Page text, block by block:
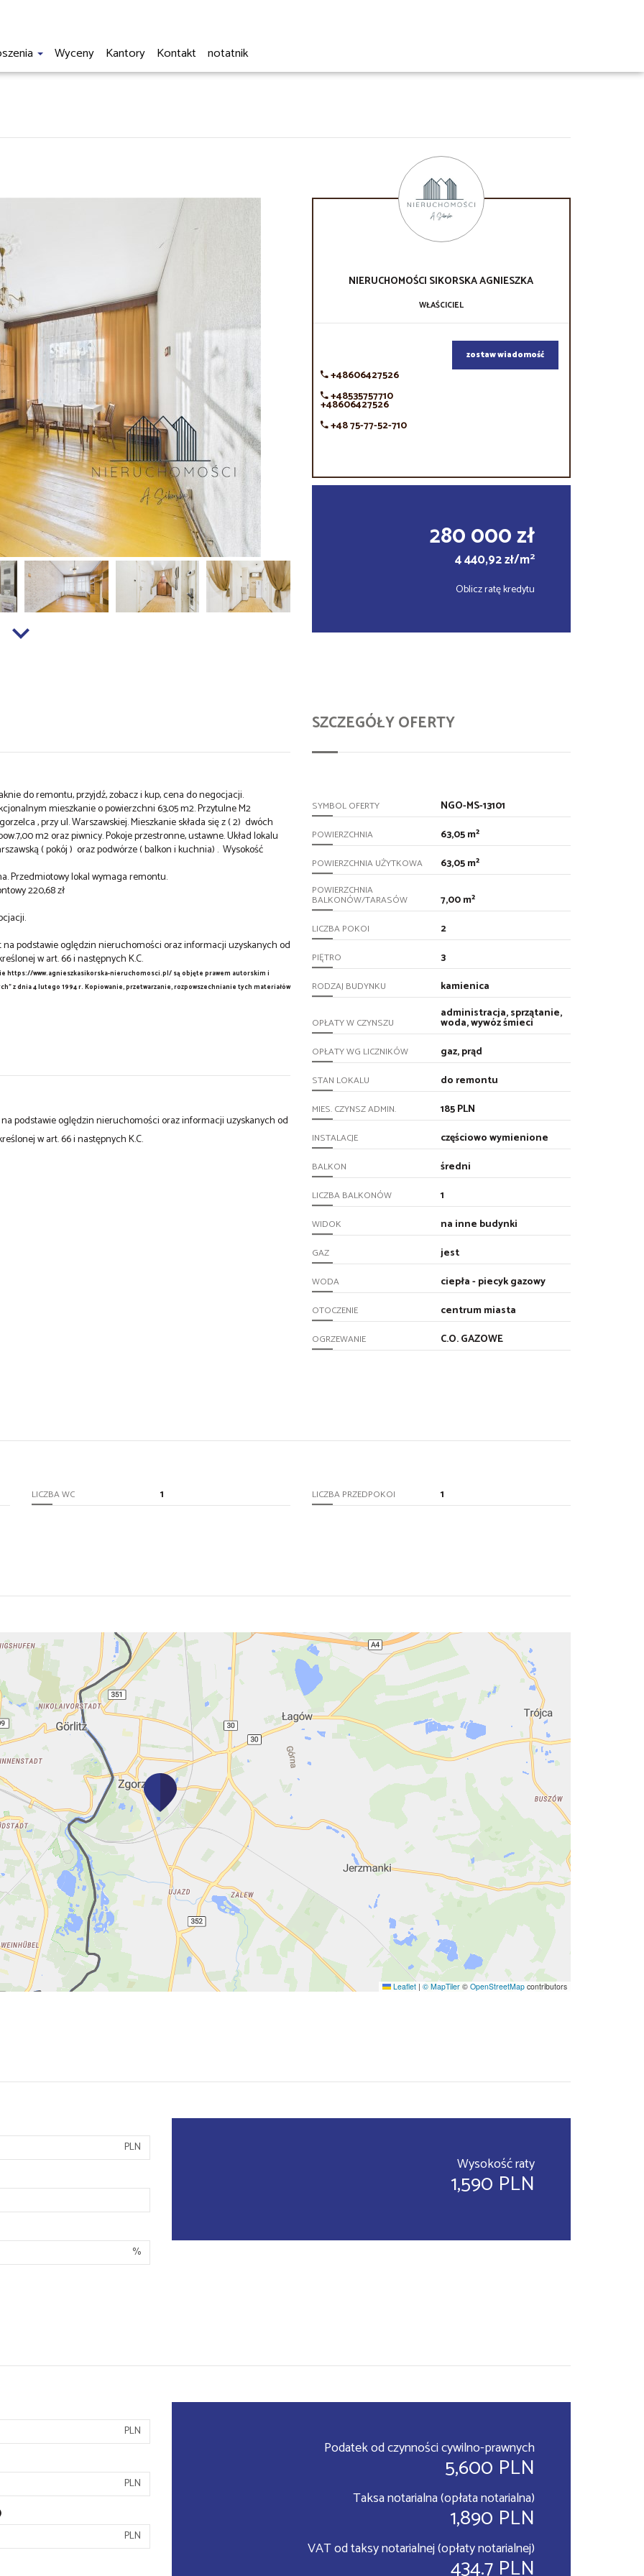
Wyceny Kantory Kontakt notatnik
NIERUCHOMOŚCI SIKORSKAAGNIESZKA
WŁAŚCICIEL
+48606427526
+48535757710
+48606427526
+48 75-77-52-710
zostaw wiadomość
280 000 zł
4 440,92 zł/m2
Oblicz ratę kredytu
do remontu, przyjdź, zobacz i kup, cena do negocjacji.
mieszkanie o powierzchni 63,05 m2. Przytulne M2
, przy ul. Warszawskiej. Mieszkanie składa się z ( 2) dwóch
m2 oraz piwnicy. Pokoje przestronne, ustawne. Układ lokalu
( pokój ) oraz podwórze ( balkon i kuchnia) . Wysokość
Przedmiotowy lokal wymaga remontu.
220,68 zł
podstawie oględzin nieruchomości oraz informacji uzyskanych od
w art. 66 i następnych K.C.
https://www.agnieszkasikorska-nieruchomosci.pl/ są objęte prawem autorskim i
z dnia 4 lutego 1994 r. Kopiowanie, przetwarzanie, rozpowszechnianie tych materiałów
podstawie oględzin nieruchomości oraz informacji uzyskanych od
w art. 66 i następnych K.C.
SZCZEGÓŁY OFERTY
SYMBOL OFERTY NGO-MS-13101
POWIERZCHNIA 63,05 m²
POWIERZCHNIA UŻYTKOWA 63,05 m²
POWIERZCHNIA
BALKONÓW/TARASÓW 7,00 m²
LICZBA POKOI 2
PIĘTRO 3
RODZAJ BUDYNKU kamienica
OPŁATY W CZYNSZU
administracja, sprzątanie,
woda, wywóz śmieci
OPŁATY WG LICZNIKÓW gaz, prąd
STAN LOKALU do remontu
MIES. CZYNSZ ADMIN. 185 PLN
INSTALACJE częściowo wymienione
BALKON średni
LICZBA BALKONÓW 1
WIDOK na inne budynki
GAZ jest
WODA ciepła - piecyk gazowy
OTOCZENIE centrum miasta
OGRZEWANIE C.O. GAZOWE
LICZBA WC 1 LICZBA PRZEDPOKOI 1
Leaflet | © MapTiler © OpenStreetMap contributors
PLN
%
Wysokość raty
1,590 PLN
PLN
PLN
PLN
Podatek od czynności cywilno-prawnych
5,600 PLN
Taksa notarialna (opłata notarialna)
1,890 PLN
VAT od taksy notarialnej (opłaty notarialnej)
434.7 PLN